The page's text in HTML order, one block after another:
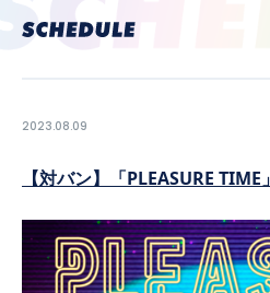
2023.08.09
【対バン】「PLEASURE TIME